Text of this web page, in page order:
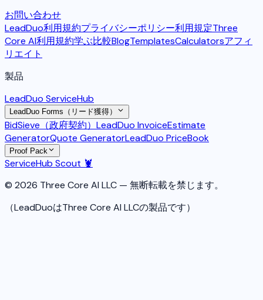
お問い合わせ
LeadDuo利用規約プライバシーポリシー利用規定Three
Core AI利用規約学ぶ比較BlogTemplatesCalculatorsアフィ
リエイト
製品
LeadDuo ServiceHub
LeadDuo Forms（リード獲得）
BidSieve（政府契約） LeadDuo InvoiceEstimate
GeneratorQuote GeneratorLeadDuo PriceBook
Proof Pack
ServiceHub Scout 🦞
© 2026 Three Core AI LLC — 無断転載を禁じます。
（LeadDuoはThree Core AI LLCの製品です）